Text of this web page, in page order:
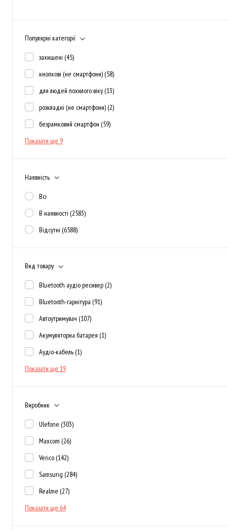
Популярні категорії
захищені (45)
кнопкові (не смартфони) (58)
для людей похилого віку (13)
розкладні (не смартфони) (2)
безрамковий смартфон (59)
Показати ще 9
Наявність
Всі
В наявності (2583)
Відсутні (6588)
Вид товару
Bluetooth аудіо ресивер (2)
Bluetooth-гарнітура (91)
Автоутримувач (107)
Акумуляторна батарея (1)
Аудіо-кабель (1)
Показати ще 19
Виробник
Ulefone (303)
Maxcom (26)
Verico (142)
Samsung (284)
Realme (27)
Показати ще 64